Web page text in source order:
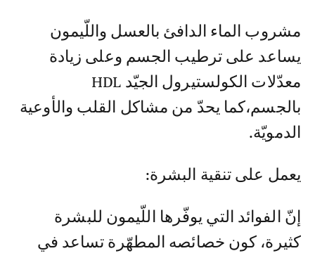
مشروب الماء الدافئ بالعسل واللّيمون
يساعد على ترطيب الجسم وعلى زيادة
معدّلات الكولستيرول الجيّد HDL
بالجسم،كما يحدّ من مشاكل القلب والأوعية
الدمويّة.
يعمل على تنقية البشرة:
إنّ الفوائد التي يوفّرها اللّيمون للبشرة
كثيرة، كون خصائصه المطهّرة تساعد في